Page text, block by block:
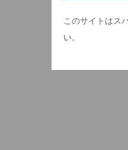
このサイトはス
い。